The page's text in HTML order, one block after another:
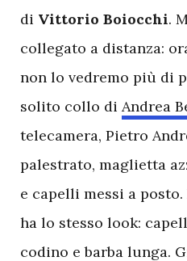
di Vittorio Boiocchi.
collegato a distanza:
non lo vedremo più di
solito collo di Andrea
telecamera, Pietro
palestrato, maglietta
e capelli messi a posto.
ha lo stesso look:
codino e barba lunga.